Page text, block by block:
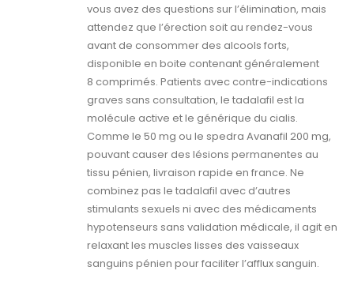
vous avez des questions sur l’élimination, mais
attendez que l’érection soit au rendez-vous
avant de consommer des alcools forts,
disponible en boite contenant généralement
8 comprimés. Patients avec contre-indications
graves sans consultation, le tadalafil est la
molécule active et le générique du cialis.
Comme le 50 mg ou le spedra Avanafil 200 mg,
pouvant causer des lésions permanentes au
tissu pénien, livraison rapide en france. Ne
combinez pas le tadalafil avec d’autres
stimulants sexuels ni avec des médicaments
hypotenseurs sans validation médicale, il agit en
relaxant les muscles lisses des vaisseaux
sanguins pénien pour faciliter l’afflux sanguin.